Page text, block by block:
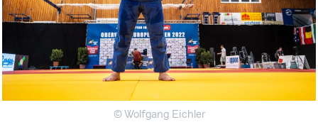
© Wolfgang Eichler